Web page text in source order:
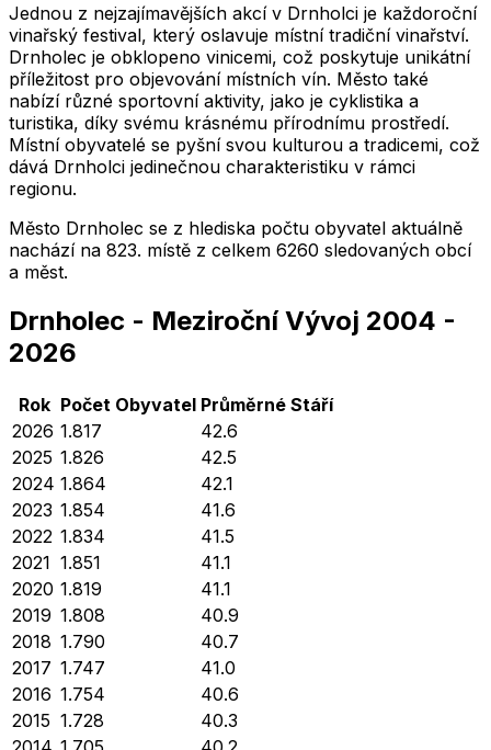
Jednou z nejzajímavějších akcí v Drnholci je každoroční
vinařský festival, který oslavuje místní tradiční vinařství.
Drnholec je obklopeno vinicemi, což poskytuje unikátní
příležitost pro objevování místních vín. Město také
nabízí různé sportovní aktivity, jako je cyklistika a
turistika, díky svému krásnému přírodnímu prostředí.
Místní obyvatelé se pyšní svou kulturou a tradicemi, což
dává Drnholci jedinečnou charakteristiku v rámci
regionu.
Město Drnholec se z hlediska počtu obyvatel aktuálně
nachází na 823. místě z celkem 6260 sledovaných obcí
a měst.
Drnholec - Meziroční Vývoj 2004 -
2026
Rok Počet Obyvatel Průměrné Stáří
2026 1.817
42.6
2025 1.826
42.5
2024 1.864
42.1
2023 1.854
41.6
2022 1.834
41.5
2021 1.851
41.1
2020 1.819
41.1
2019 1.808
40.9
2018 1.790
40.7
2017 1.747
41.0
2016 1.754
40.6
2015 1.728
40.3